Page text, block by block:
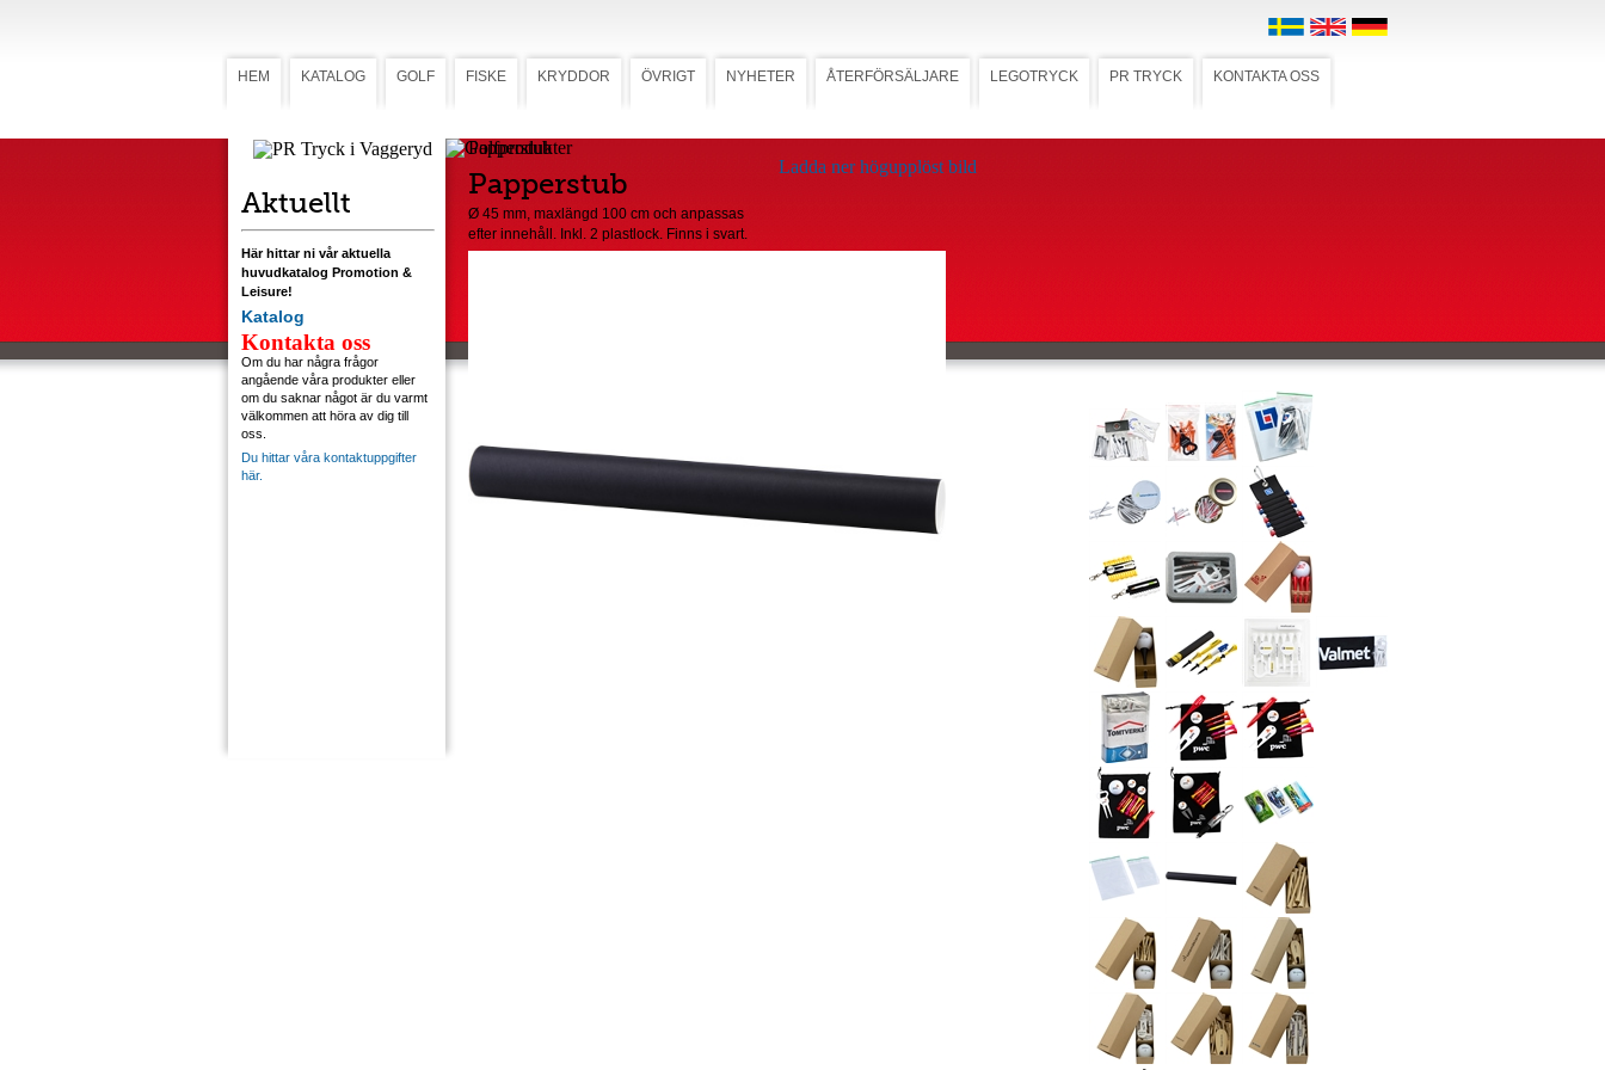
HEM KATALOG GOLF FISKE KRYDDOR ÖVRIGT NYHETER ÅTERFÖRSÄLJARE LEGOTRYCK PR TRYCK KONTAKTA OSS
Aktuellt
Här hittar ni vår aktuella
huvudkatalog Promotion &
Leisure!
Katalog
Kontakta oss
Om du har några frågor
angående våra produkter eller
om du saknar något är du varmt
välkommen att höra av dig till
oss.
Du hittar våra kontaktuppgifter
här.
Papperstub
Papperstub
Ø 45 mm, maxlängd 100 cm och anpassas
efter innehåll. Inkl. 2 plastlock. Finns i svart.
Ladda ner högupplöst bild